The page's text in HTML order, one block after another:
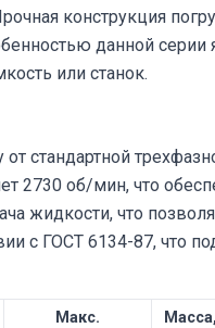
конструкция
данной серии
или станок.
стандартной
2730 об/мин, что
жидкости, что
с ГОСТ 6134-87, что
Макс.
Масса,